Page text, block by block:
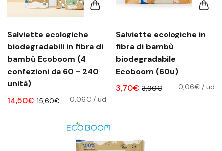
Salviette ecologiche
biodegradabili in fibra di
bambù Ecoboom (4
confezioni da 60 - 240
unità)
14,50€ 15,60€ 0,06€ / ud
Salviette ecologiche in
fibra di bambù
biodegradabile
Ecoboom (60u)
3,70€ 3,90€ 0,06€ / ud